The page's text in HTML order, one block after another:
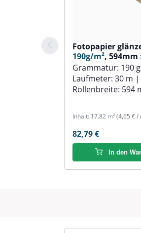
Fotopapier
190g/m², 594mm
Grammatur: 190
Laufmeter: 30 m |
Rollenbreite: 594
Inhalt: 17.82 m²(4,65 € /
82,79 €
In den